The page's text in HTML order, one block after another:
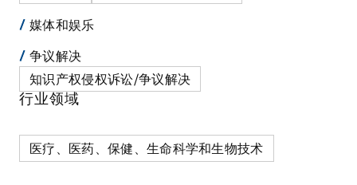
媒体和娱乐
争议解决
知识产权侵权诉讼/争议解决
行业领域
医疗、医药、保健、生命科学和生物技术